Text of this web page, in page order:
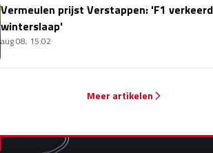
Vermeulen prijst Verstappen: 'F1
winterslaap'
aug 08, 15:02
Meer artikelen